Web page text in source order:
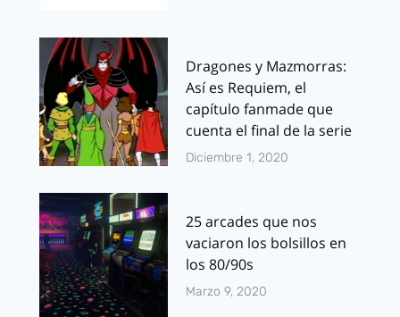
Dragones y Mazmorras:
Así es Requiem, el
capítulo fanmade que
cuenta el final de la serie
Diciembre 1, 2020
25 arcades que nos
vaciaron los bolsillos en
los 80/90s
Marzo 9, 2020